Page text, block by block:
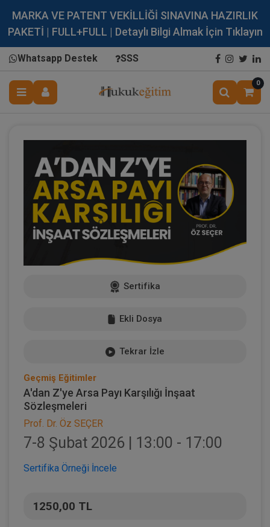
MARKA VE PATENT VEKİLLİĞİ SINAVINA HAZIRLIK
PAKETİ | FULL+FULL | Detaylı Bilgi Almak İçin Tıklayın
Whatsapp Destek SSS
0
Sertifika
Ekli Dosya
Tekrar İzle
Geçmiş Eğitimler
A'dan Z'ye Arsa Payı Karşılığı İnşaat
Sözleşmeleri
Prof. Dr. Öz SEÇER
7-8 Şubat 2026 | 13:00 - 17:00
Sertifika Örneği İncele
1250,00 TL